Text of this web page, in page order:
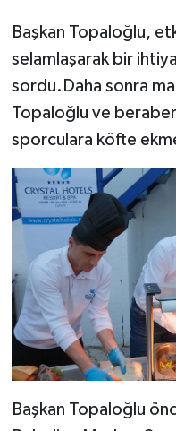
Başkan Topaloğlu,
selamlaşarak bir
sordu.Daha sonra
Topaloğlu ve
sporculara köfte
Başkan Topaloğlu